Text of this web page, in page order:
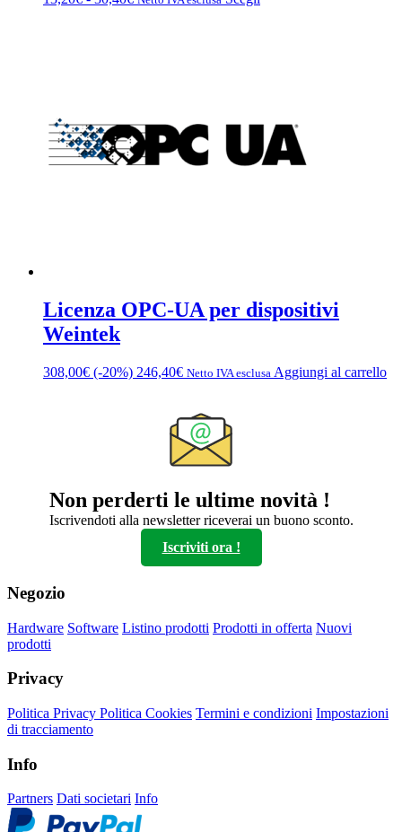
essere
scelte
nella
Licenza OPC-UA per dispositivi
Weintek
308,00€ (-20%) 246,40€ Netto IVA esclusa Aggiungi al carrello
Non perderti le ultime novità !
Iscrivendoti alla newsletter riceverai un buono sconto.
Iscriviti ora !
Negozio
Hardware Software Listino prodotti Prodotti in offerta Nuovi
prodotti
Privacy
Politica Privacy Politica Cookies Termini e condizioni Impostazioni
di tracciamento
Info
Partners Dati societari Info